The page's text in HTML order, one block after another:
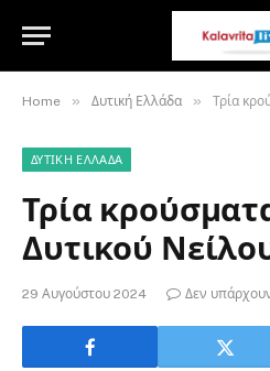
Home » Δυτική Ελλάδα » Τρία
ΔΥΤΙΚΉ ΕΛΛΆΔΑ
Τρία
Δυτικού
29 Αυγούστου 2024 Δεν